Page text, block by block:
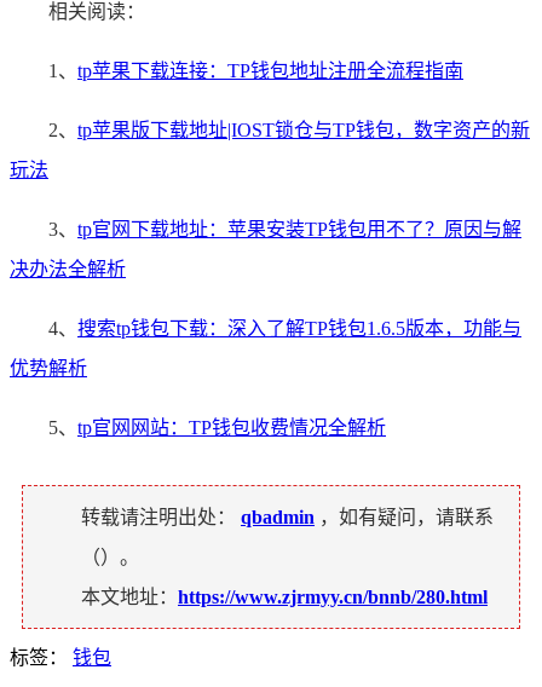
相关阅读：
1、 tp苹果下载连接：TP钱包地址注册全流程指南
2、 tp苹果版下载地址|IOST锁仓与TP钱包，数字资产的新
玩法
3、 tp官网下载地址：苹果安装TP钱包用不了？原因与解
决办法全解析
4、 搜索tp钱包下载：深入了解TP钱包1.6.5版本，功能与
优势解析
5、 tp官网网站：TP钱包收费情况全解析
转载请注明出处： qbadmin ，如有疑问，请联系
（）。
本文地址： https://www.zjrmyy.cn/bnnb/280.html
标签： 钱包